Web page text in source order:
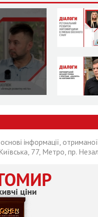
інформації,
77, Метро, пр.